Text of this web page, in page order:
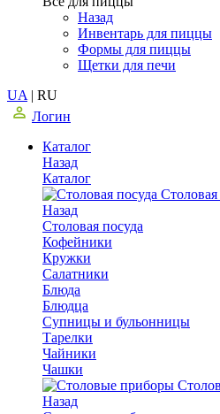
Назад
Инвентарь для пиццы
Формы для пиццы
Щетки для печи
UA | RU
Логин
Каталог
Назад
Каталог
Столовая
Назад
Столовая посуда
Кофейники
Кружки
Салатники
Блюда
Блюдца
Супницы и бульонницы
Тарелки
Чайники
Чашки
Назад